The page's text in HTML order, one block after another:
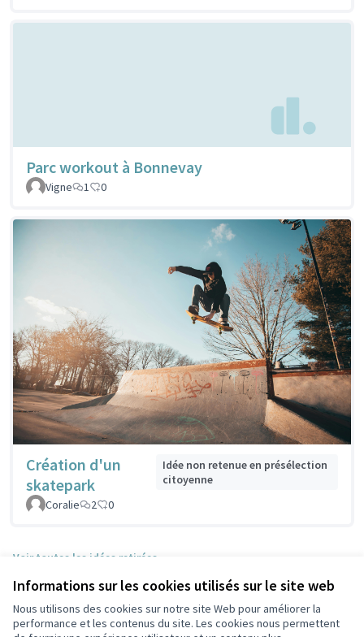
Informations sur les cookies utilisés sur le site web
Nous utilisons des cookies sur notre site Web pour améliorer la
performance et les contenus du site. Les cookies nous permettent
Parc workout à Bonnevay
Vigne 1 0
Création d'un
skatepark
Idée non retenue en présélection
citoyenne
Coralie
2 0
Voir toutes les idées retirées
Conditions d'utilisation
Paramètres des cookies